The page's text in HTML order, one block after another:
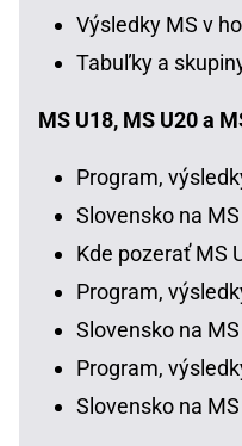
Výsledky MS v
Tabuľky a
MS U18, MS U20 a
Program,
Slovensko na
Kde pozerať MS
Program,
Slovensko na
Program,
Slovensko na